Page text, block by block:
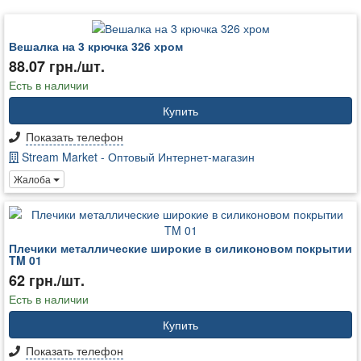
Вешалка на 3 крючка 326 хром
88.07 грн./шт.
Есть в наличии
Купить
Показать телефон
Stream Market - Оптовый Интернет-магазин
Жалоба
Плечики металлические широкие в силиконовом покрытии
TM 01
62 грн./шт.
Есть в наличии
Купить
Показать телефон